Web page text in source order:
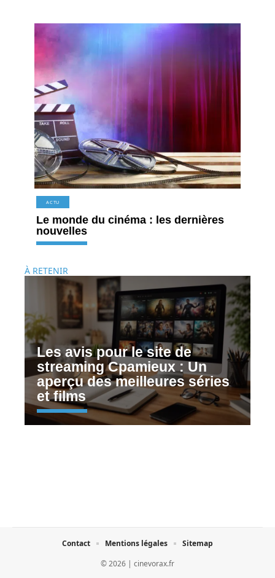
ACTU
Le monde du cinéma : les dernières
nouvelles
À RETENIR
Les avis pour le site de
streaming Cpamieux : Un
aperçu des meilleures séries
et films
© 2026 | cinevorax.fr
Contact Mentions légales Sitemap